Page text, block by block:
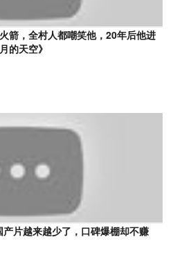
箭，全村人都嘲笑他，20年后他进
的天空》
产片越来越少了，口碑爆棚却不赚